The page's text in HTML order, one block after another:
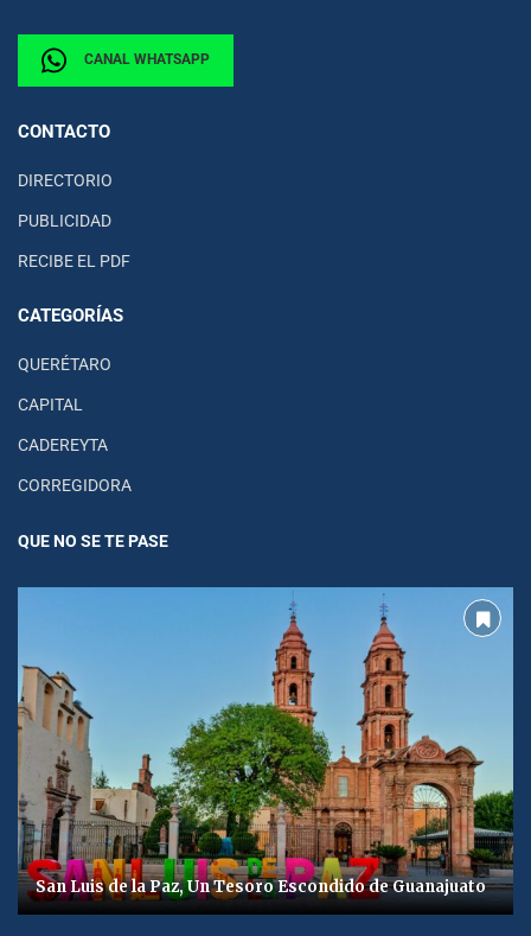
CANAL WHATSAPP
CONTACTO
DIRECTORIO
PUBLICIDAD
RECIBE EL PDF
CATEGORÍAS
QUERÉTARO
CAPITAL
CADEREYTA
CORREGIDORA
QUE NO SE TE PASE
San Luis de la Paz, Un Tesoro Escondido de Guanajuato